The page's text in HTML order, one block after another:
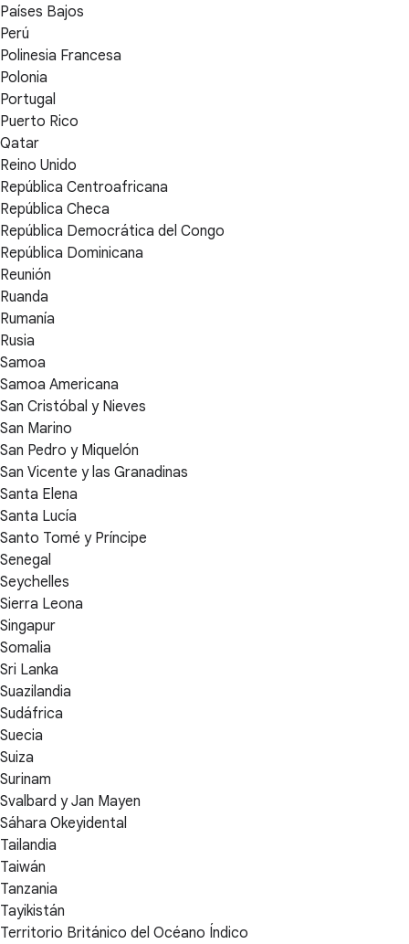
Países Bajos
Perú
Polinesia Francesa
Polonia
Portugal
Puerto Rico
Qatar
Reino Unido
República Centroafricana
República Checa
República Democrática del Congo
República Dominicana
Reunión
Ruanda
Rumanía
Rusia
Samoa
Samoa Americana
San Cristóbal y Nieves
San Marino
San Pedro y Miquelón
San Vicente y las Granadinas
Santa Elena
Santa Lucía
Santo Tomé y Príncipe
Senegal
Seychelles
Sierra Leona
Singapur
Somalia
Sri Lanka
Suazilandia
Sudáfrica
Suecia
Suiza
Surinam
Svalbard y Jan Mayen
Sáhara Okeyidental
Tailandia
Taiwán
Tanzania
Tayikistán
Territorio Británico del Océano Índico